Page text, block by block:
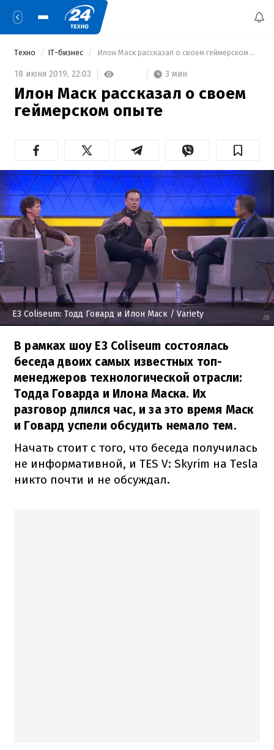
Техно IT-бизнес Илон Маск рассказал о своем геймерском опыте
18 июня 2019, 22:03 3 мин
Илон Маск рассказал о своем
геймерском опыте
E3 Coliseum: Тодд Говард и Илон Маск / Variety
В рамках шоу E3 Coliseum состоялась
беседа двоих самых известных топ-
менеджеров технологической отрасли:
Тодда Говарда и Илона Маска. Их
разговор длился час, и за это время Маск
и Говард успели обсудить немало тем.
Начать стоит с того, что беседа получилась
не информативной, и TES V: Skyrim на Tesla
никто почти и не обсуждал.